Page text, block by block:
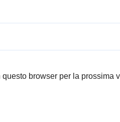
browser per la prossima